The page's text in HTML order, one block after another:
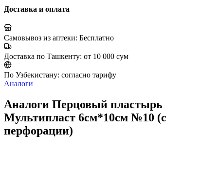
Доставка и оплата
Самовывоз из аптеки: Бесплатно
Доставка по Ташкенту: от 10 000 сум
По Узбекистану: согласно тарифу
Аналоги
Аналоги Перцовый пластырь
Мультипласт 6см*10см №10 (с
перфорации)